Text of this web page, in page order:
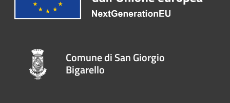
Comune di San Giorgio
Bigarello